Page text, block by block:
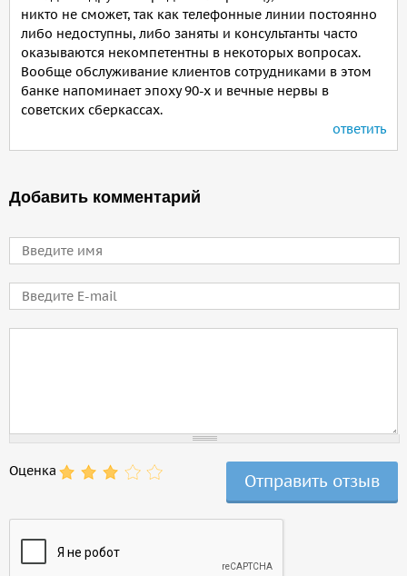
никто не сможет, так как телефонные линии постоянно
либо недоступны, либо заняты и консультанты часто
оказываются некомпетентны в некоторых вопросах.
Вообще обслуживание клиентов сотрудниками в этом
банке напоминает эпоху 90-х и вечные нервы в
советских сберкассах.
ответить
Добавить комментарий
Имя
E-mail
Оценка